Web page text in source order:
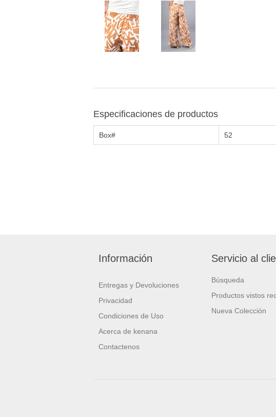
Especificaciones de productos
Box# 52
Información
Entregas y Devoluciones
Privacidad
Condiciones de Uso
Acerca de kenana
Contactenos
Servicio al
Búsqueda
Productos vistos
Nueva Colección